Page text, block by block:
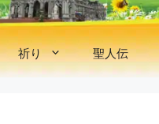
祈り 聖人伝